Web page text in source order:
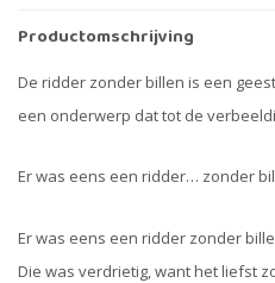
Productomschrijving
De ridder zonder billen is een
een onderwerp dat tot de
Er was eens een ridder… zonder
Er was eens een ridder zonder
Die was verdrietig, want het liefst